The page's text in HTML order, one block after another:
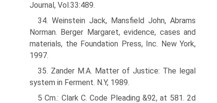
Journal, Vol.33:489.
34. Weinstein Jack, Mansfield John, Abrams
Norman. Berger Margaret, evidence, cases and
materials, the Foundation Press, Inc. New York,
1997.
35. Zander M.A. Matter of Justice: The legal
system in Ferment. N.Y, 1989.
5 Cm.: Clark C. Code Pleading &92, at 581. 2d